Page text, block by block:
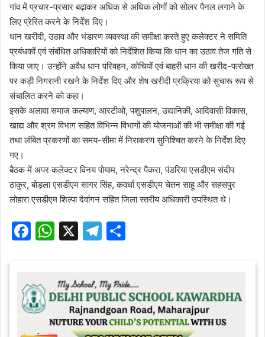
गांव में प्रचार-प्रसार बढ़ाकर अधिक से अधिक लोगों को सोलर पैनल लगाने के
लिए प्रेरित करने के निर्देश दिए।
धान खरीदी, उठाव और भंडारण व्यवस्था की समीक्षा करते हुए कलेक्टर ने समिति
प्रबंधकों एवं संबंधित अधिकारियों को निर्देशित किया कि धान का उठाव तेज गति से
किया जाए। उन्होंने अवैध धान परिवहन, कोचियों एवं बाहरी धान की खरीद-फरोख्त
पर कड़ी निगरानी रखने के निर्देश दिए और शेष खरीदी प्रक्रिया को सुचारू रूप से
संचालित करने को कहा।
इसके अलावा समाज कल्याण, आरटीओ, पशुपालन, उद्यानिकी, आदिवासी विकास,
खाद्य और श्रम विभाग सहित विभिन्न विभागों की योजनाओं की भी समीक्षा की गई
तथा लंबित प्रकरणों का समय-सीमा में निराकरण सुनिश्चित करने के निर्देश दिए
गए।
बैठक में अपर कलेक्टर विनय पोयाम, नरेन्द्र पैकरा, पंडरिया एसडीएम संदीप
ठाकुर, बोड़ला एसडीएम सागर सिंह, कवर्धा एसडीएम चेतन साहू और सहसपुर
लोहारा एसडीएम शिल्पा देवांगन सहित जिला स्तरीय अधिकारी उपस्थित थे।
F
e
b
W
s
A
p
X
T
gr
a
m
e